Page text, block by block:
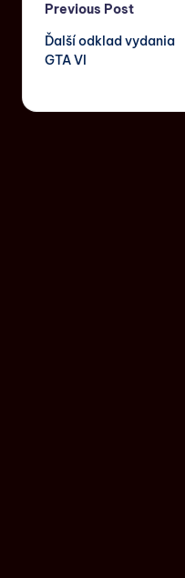
Previous Post
Ďalší odklad vydania
GTA VI